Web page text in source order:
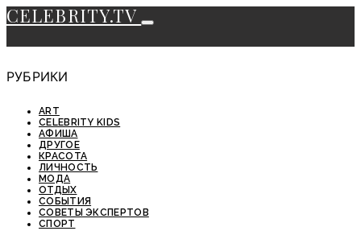
CELEBRITY.TV
РУБРИКИ
ART
CELEBRITY KIDS
АФИША
ДРУГОЕ
КРАСОТА
ЛИЧНОСТЬ
МОДА
ОТДЫХ
СОБЫТИЯ
СОВЕТЫ ЭКСПЕРТОВ
СПОРТ